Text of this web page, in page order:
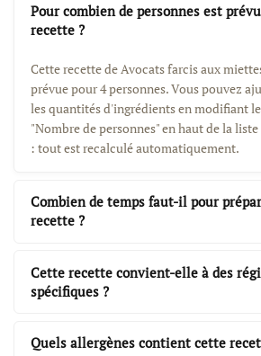
Pour combien de personnes est
recette ?
Cette recette de Avocats farcis aux
prévue pour 4 personnes. Vous pouvez
les quantités d'ingrédients en modifiant
"Nombre de personnes" en haut de la
: tout est recalculé automatiquement.
Combien de temps faut-il pour
recette ?
Cette recette convient-elle à des
spécifiques ?
Quels allergènes contient cette